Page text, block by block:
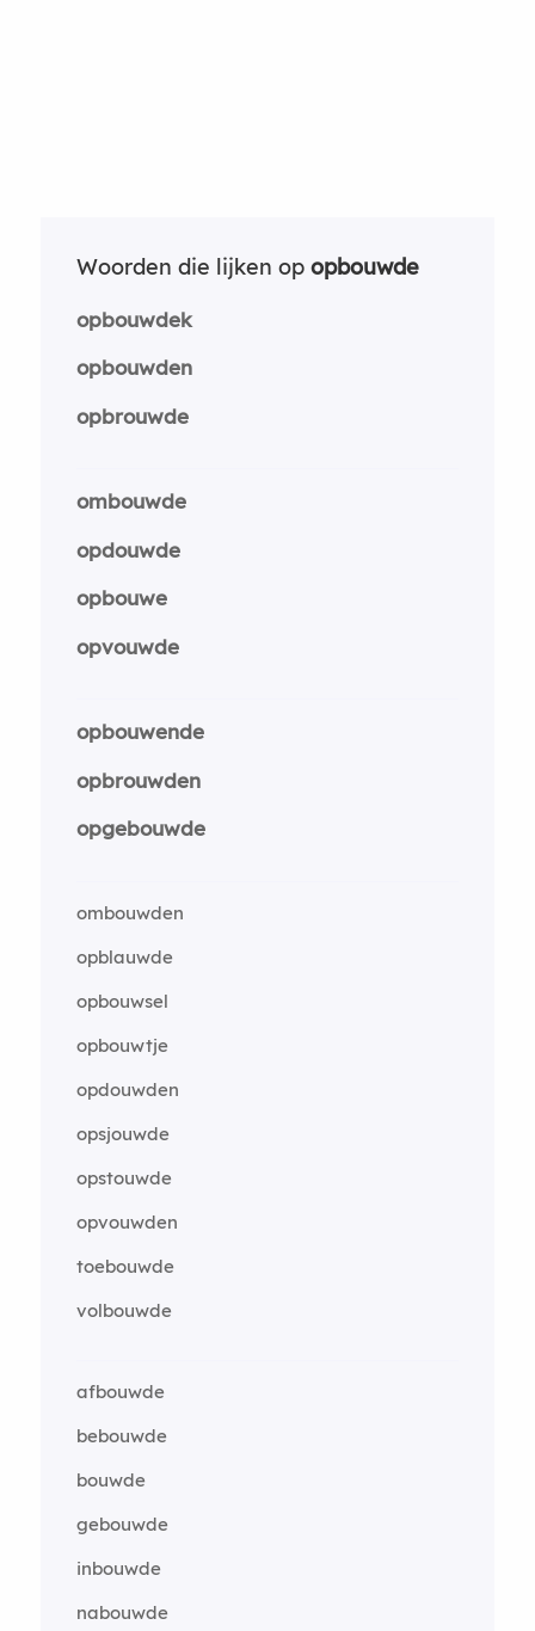
Woorden die lijken op opbouwde
opbouwdek
opbouwden
opbrouwde
ombouwde
opdouwde
opbouwe
opvouwde
opbouwende
opbrouwden
opgebouwde
ombouwden
opblauwde
opbouwsel
opbouwtje
opdouwden
opsjouwde
opstouwde
opvouwden
toebouwde
volbouwde
afbouwde
bebouwde
bouwde
gebouwde
inbouwde
nabouwde